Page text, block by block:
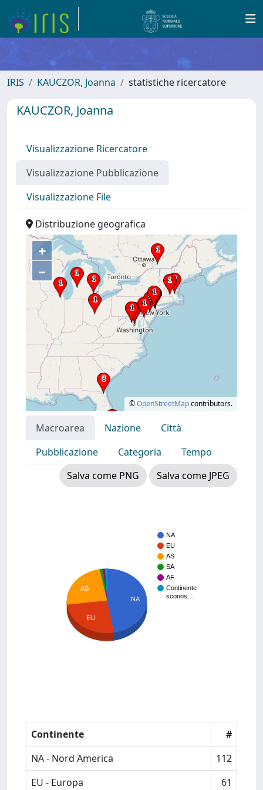
IRIS KAUCZOR, Joanna statistiche ricercatore
KAUCZOR, Joanna
Visualizzazione Ricercatore
Visualizzazione Pubblicazione
Visualizzazione File
Distribuzione geografica
+
–
©OpenStreetMapcontributors.
Macroarea Nazione
Città
Pubblicazione
Categoria
Tempo
Salva come PNG
Salva come JPEG
NA
EU
AS
SA
AF
Continente
sconos…
NA
AS
EU
Continente
#
NA - Nord America
112
EU - Europa
61